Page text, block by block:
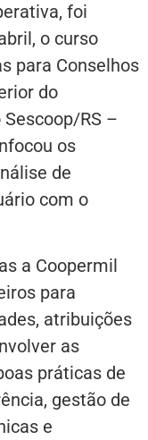
foi
o curso
para Conselhos
do
RS –
os
de
com o
a Coopermil
para
atribuições
as
práticas de
gestão de
e